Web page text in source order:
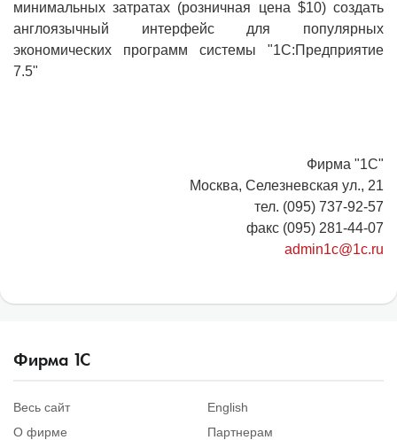
минимальных затратах (розничная цена $10) создать
англоязычный интерфейс для популярных
экономических программ системы "1С:Пpедпpиятие
7.5"
Фирма "1С"
Москва, Селезневская ул., 21
тел. (095) 737-92-57
факс (095) 281-44-07
admin1c@1c.ru
Фирма 1С
Весь сайт
О фирме
English
Партнерам